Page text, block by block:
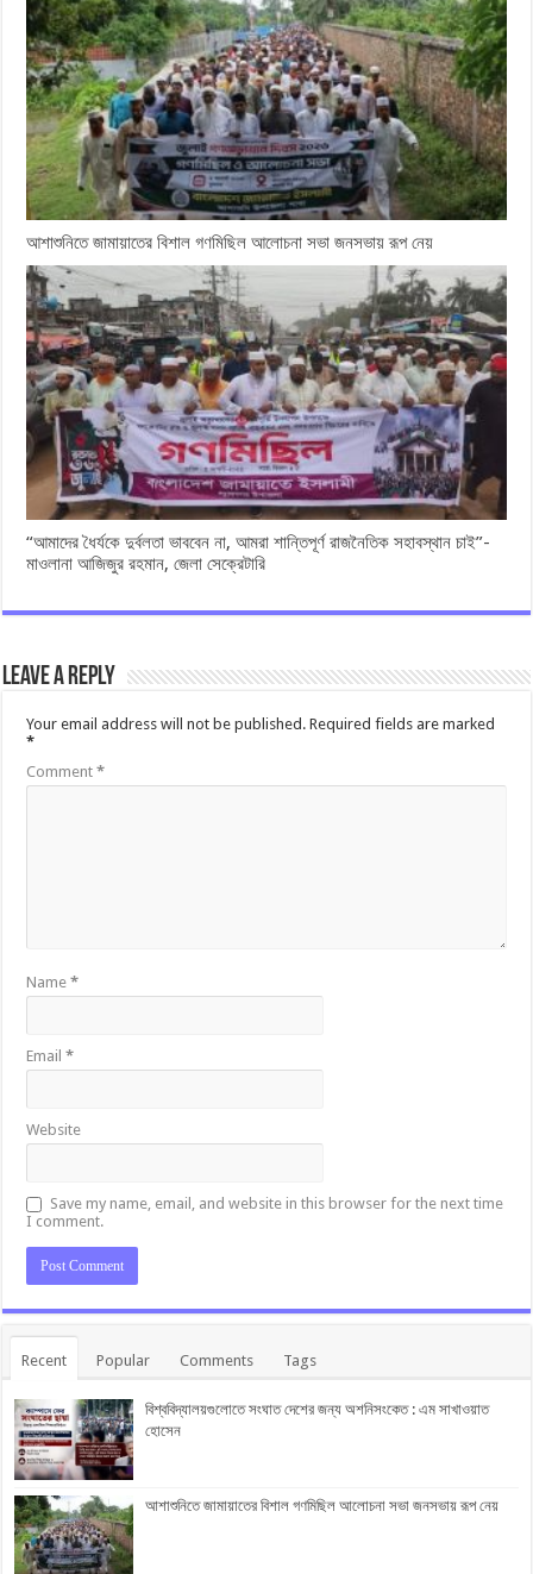
আশাশুনিতে জামায়াতের বিশাল গণমিছিল আলোচনা সভা জনসভায় রূপ নেয়
“আমাদের ধৈর্যকে দুর্বলতা ভাববেন না, আমরা শান্তিপূর্ণ রাজনৈতিক সহাবস্থান চাই”-
মাওলানা আজিজুর রহমান, জেলা সেক্রেটারি
Leave a Reply
Your email address will not be published. Required fields are marked
*
Comment*
Name*
Email*
Website
Save my name, email, and website in this browser for the next time
I comment.
Recent Popular Comments Tags
বিশ্ববিদ্যালয়গুলোতে সংঘাত দেশের জন্য অশনিসংকেত : এম সাখাওয়াত
হোসেন
আশাশুনিতে জামায়াতের বিশাল গণমিছিল আলোচনা সভা জনসভায় রূপ নেয়